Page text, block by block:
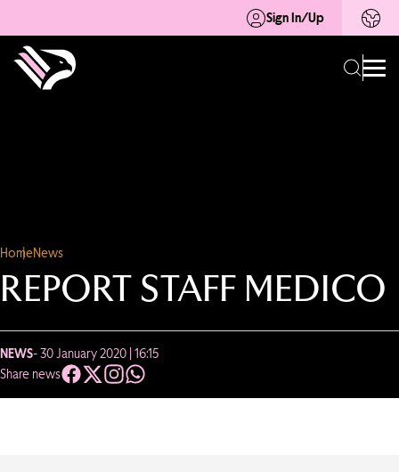
Sign In/Up
HomeNews
REPORT STAFF MEDICO
NEWS- 30 January 2020 | 16:15
Share news